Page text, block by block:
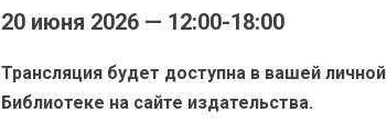
20 июня 2026 — 12:00-18:00
Трансляция будет доступна в вашей личной
Библиотеке на сайте издательства.